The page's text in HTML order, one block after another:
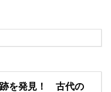
を発見！ 古代の